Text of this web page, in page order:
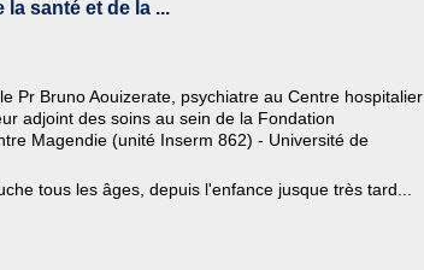
santé et de la ...
Pr Bruno Aouizerate, psychiatre au Centre hospitalier
adjoint des soins au sein de la Fondation
Magendie (unité Inserm 862) - Université de
tous les âges, depuis l'enfance jusque très tard...